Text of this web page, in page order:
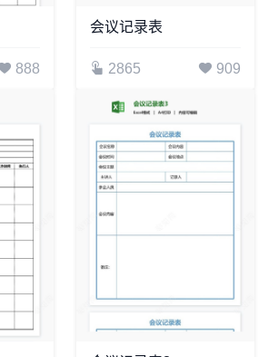
888
会议记录表
2865 909